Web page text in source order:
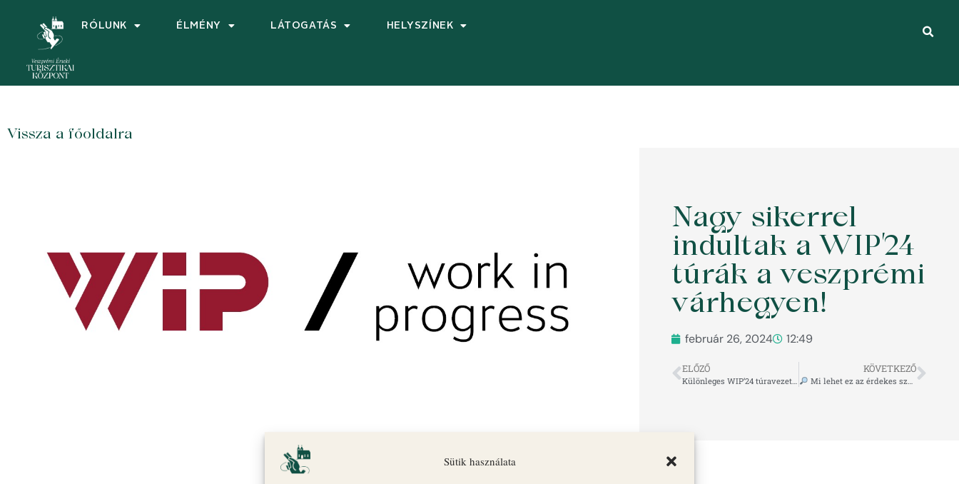
Sütik használata
RÓLUNK ÉLMÉNY LÁTOGATÁS HELYSZÍNEK
Vissza a főoldalra
Nagy sikerrel
indultak a WIP’24
túrák a veszprémi
várhegyen!
február 26, 2024 12:49
ELŐZŐ
Különleges WIP’24 túravezetés február utolsó hétvégéjén!
KÖVETKEZŐ
Mi lehet ez az érdekes szemüveg és mire használják a látogatók?